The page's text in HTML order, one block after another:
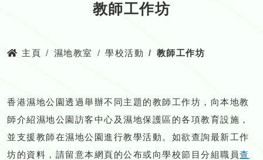
教師工作坊
主頁 濕地教室 學校活動 教師工作坊
香港濕地公園透過舉辦不同主題的教師工作坊，向本地教
師介紹濕地公園訪客中心及濕地保護區的各項教育設施，
並支援教師在濕地公園進行教學活動。如欲查詢最新工作
坊的資料，請留意本網頁的公布或向學校節目分組職員查